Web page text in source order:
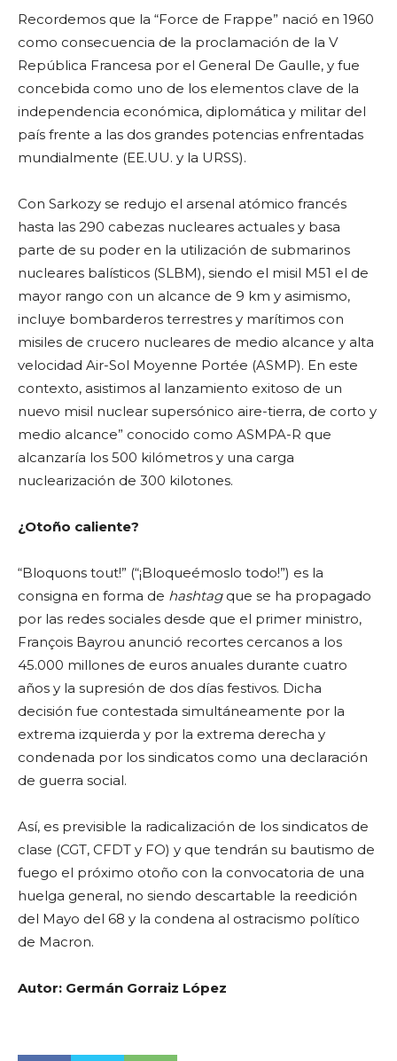
Recordemos que la “Force de Frappe” nació en 1960
como consecuencia de la proclamación de la V
República Francesa por el General De Gaulle, y fue
concebida como uno de los elementos clave de la
independencia económica, diplomática y militar del
país frente a las dos grandes potencias enfrentadas
mundialmente (EE.UU. y la URSS).
Con Sarkozy se redujo el arsenal atómico francés
hasta las 290 cabezas nucleares actuales y basa
parte de su poder en la utilización de submarinos
nucleares balísticos (SLBM), siendo el misil M51 el de
mayor rango con un alcance de 9 km y asimismo,
incluye bombarderos terrestres y marítimos con
misiles de crucero nucleares de medio alcance y alta
velocidad Air-Sol Moyenne Portée (ASMP). En este
contexto, asistimos al lanzamiento exitoso de un
nuevo misil nuclear supersónico aire-tierra, de corto y
medio alcance” conocido como ASMPA-R que
alcanzaría los 500 kilómetros y una carga
nuclearización de 300 kilotones.
¿Otoño caliente?
“Bloquons tout!” (“¡Bloqueémoslo todo!”) es la
consigna en forma de hashtag que se ha propagado
por las redes sociales desde que el primer ministro,
François Bayrou anunció recortes cercanos a los
45.000 millones de euros anuales durante cuatro
años y la supresión de dos días festivos. Dicha
decisión fue contestada simultáneamente por la
extrema izquierda y por la extrema derecha y
condenada por los sindicatos como una declaración
de guerra social.
Así, es previsible la radicalización de los sindicatos de
clase (CGT, CFDT y FO) y que tendrán su bautismo de
fuego el próximo otoño con la convocatoria de una
huelga general, no siendo descartable la reedición
del Mayo del 68 y la condena al ostracismo político
de Macron.
Autor: Germán Gorraiz López